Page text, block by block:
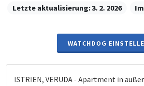
Letzte aktualisierung:3. 2. 2026
WATCHDOG
ISTRIEN, VERUDA - Apartment in